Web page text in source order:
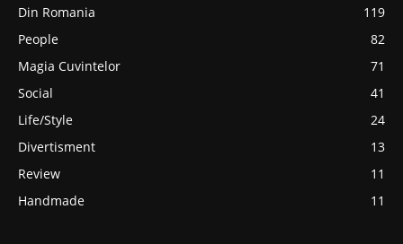
Din Romania
119
People
82
Magia Cuvintelor
71
Social
41
Life/Style
24
Divertisment
13
Review
11
Handmade
11